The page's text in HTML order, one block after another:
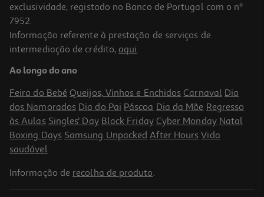
Gravity Falls -novela Gráfica
18.81 €/un
PVP de editor
18,81 €
exclusividade, registado no Banco de Portugal com o nº
7952.
Informação referente à prestação de serviços de
intermediação de crédito, aqui.
Ao longo do ano
Feira do Bebé Queijos, Vinhos e Enchidos Carnaval Dia
dos Namorados Dia do Pai Páscoa Dia da Mãe Regresso
às Aulas Singles' Day Black Friday Cyber Monday Natal
Boxing Days Samsung Unpacked After Hours Vida
saudável
Informação de recolha de produto.